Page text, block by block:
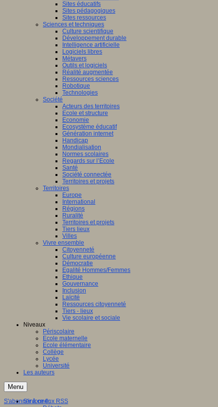
Sites éducatifs
Sites pédagogiques
Sites ressources
Sciences et techniques
Culture scientifique
Développement durable
Intelligence artificielle
Logiciels libres
Métavers
Outils et logiciels
Réalité augmentée
Ressources sciences
Robotique
Technologies
Société
Acteurs des territoires
Ecole et structure
Economie
Ecosystème éducatif
Génération internet
Handicap
Mondialisation
Normes scolaires
Regards sur l’Ecole
Santé
Société connectée
Territoires et projets
Territoires
Europe
International
Régions
Ruralité
Territoires et projets
Tiers lieux
Villes
Vivre ensemble
Citoyenneté
Culture européenne
Démocratie
Egalité Hommes/Femmes
Ethique
Gouvernance
Inclusion
Laïcité
Ressources citoyenneté
Tiers - lieux
Vie scolaire et sociale
Niveaux
Périscolaire
Ecole maternelle
Ecole élémentaire
Collège
Lycée
Université
Les auteurs
Menu
S'informer
S'abonner à ce flux RSS